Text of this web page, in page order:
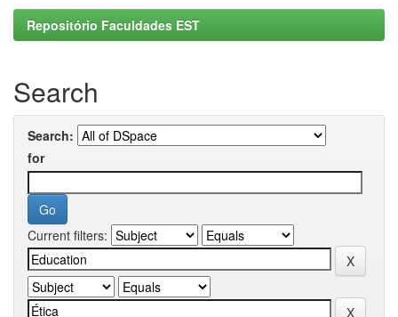
Repositório Faculdades EST
Search
Search:
for
Current filters: